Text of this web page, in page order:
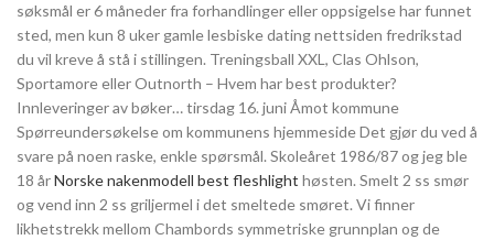
søksmål er 6 måneder fra forhandlinger eller oppsigelse har funnet
sted, men kun 8 uker gamle lesbiske dating nettsiden fredrikstad
du vil kreve å stå i stillingen. Treningsball XXL, Clas Ohlson,
Sportamore eller Outnorth – Hvem har best produkter?
Innleveringer av bøker… tirsdag 16. juni Åmot kommune
Spørreundersøkelse om kommunens hjemmeside Det gjør du ved å
svare på noen raske, enkle spørsmål. Skoleåret 1986/87 og jeg ble
18 årNorske nakenmodell best fleshlight høsten. Smelt 2 ss smør
og vend inn 2 ss griljermel i det smeltede smøret. Vi finner
likhetstrekk mellom Chambords symmetriske grunnplan og de